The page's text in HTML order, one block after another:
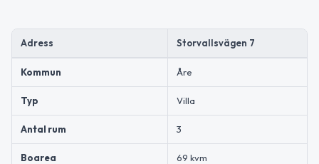
Adress Storvallsvägen 7
Kommun Åre
Typ Villa
Antal rum 3
Boarea 69 kvm